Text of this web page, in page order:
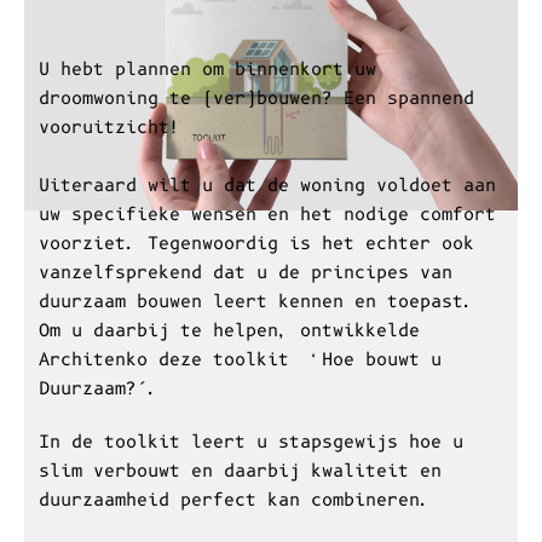
U hebt plannen om binnenkort uw
droomwoning te (ver)bouwen? Een spannend
vooruitzicht!